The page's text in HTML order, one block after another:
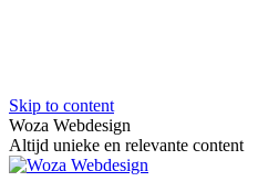
Skip to content
Woza Webdesign
Altijd unieke en relevante content